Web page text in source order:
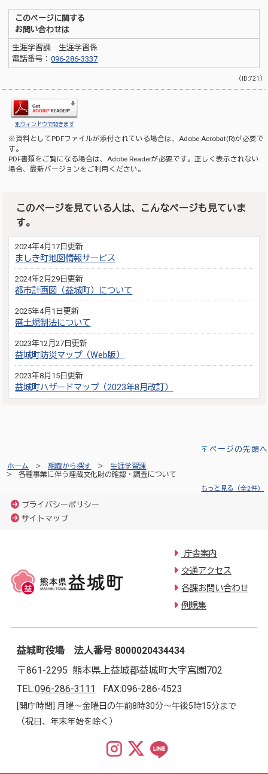
このページに関する
お問い合わせは
生涯学習課 生涯学習係
電話番号：096-286-3337
（ID:721）
別ウィンドウで開きます
※資料としてPDFファイルが添付されている場合は、Adobe Acrobat(R)が必要で
す。
PDF書類をご覧になる場合は、Adobe Readerが必要です。正しく表示されない
場合、最新バージョンをご利用ください。
このページを見ている人は、こんなページも見ていま
す。
2024年4月17日更新
ましき町地図情報サービス
2024年2月29日更新
都市計画図（益城町）について
2025年4月1日更新
盛土規制法について
2023年12月27日更新
益城町防災マップ（Web版）
2023年8月15日更新
益城町ハザードマップ（2023年8月改訂）
ページの先頭へ
ホーム 組織から探す
生涯学習課
各種事業に伴う埋蔵文化財の確認・調査について
もっと見る（全2件）
プライバシーポリシー
サイトマップ
庁舎案内
交通アクセス
各課お問い合わせ
例規集
益城町役場 法人番号 8000020434434
〒861-2295 熊本県上益城郡益城町大字宮園702
TEL:096-286-3111 FAX:096-286-4523
[開庁時間] 月曜～金曜日の午前8時30分～午後5時15分まで
（祝日、年末年始を除く）